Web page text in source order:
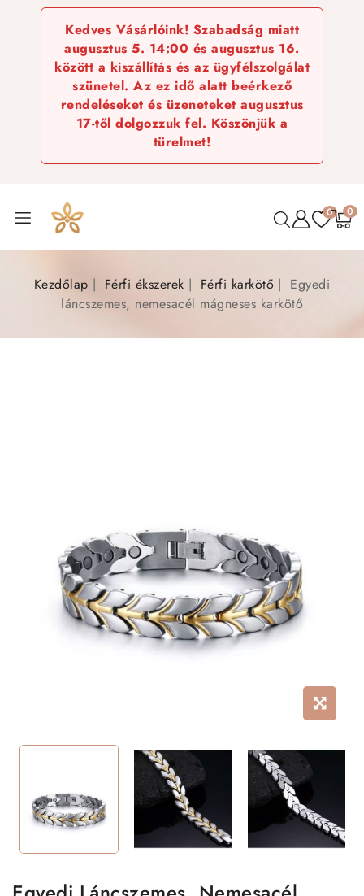
Kedves Vásárlóink! Szabadság miatt
augusztus 5. 14:00 és augusztus 16.
között a kiszállítás és az ügyfélszolgálat
szünetel. Az ez idő alatt beérkező
rendeléseket és üzeneteket augusztus
17-től dolgozzuk fel. Köszönjük a
türelmet!
0 0
Kezdőlap Férfi ékszerek Férfi karkötő
Egyedi
láncszemes, nemesacél mágneses karkötő